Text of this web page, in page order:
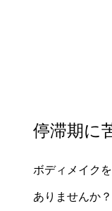
停滞期に
ボディメイク
ありませんか？